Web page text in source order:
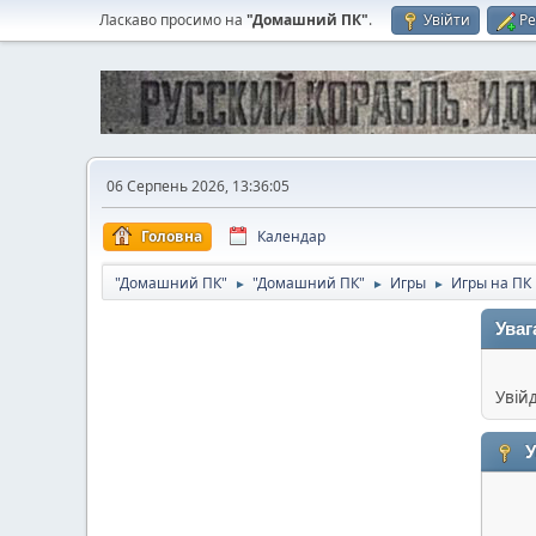
Ласкаво просимо на "Домашний ПК". Увійти
06 Серпень 2026, 13:36:05
Головна Календар
"Домашний ПК" ► "Домашний ПК" ► Игры ► Игры на ПК